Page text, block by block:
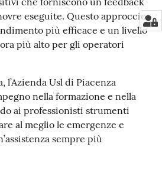
eseguite. Questo approccio
più efficace e un livello
più alto per gli operatori
l’Azienda Usl di Piacenza
nella formazione e nella
ai professionisti strumenti
al meglio le emergenze e
sempre più